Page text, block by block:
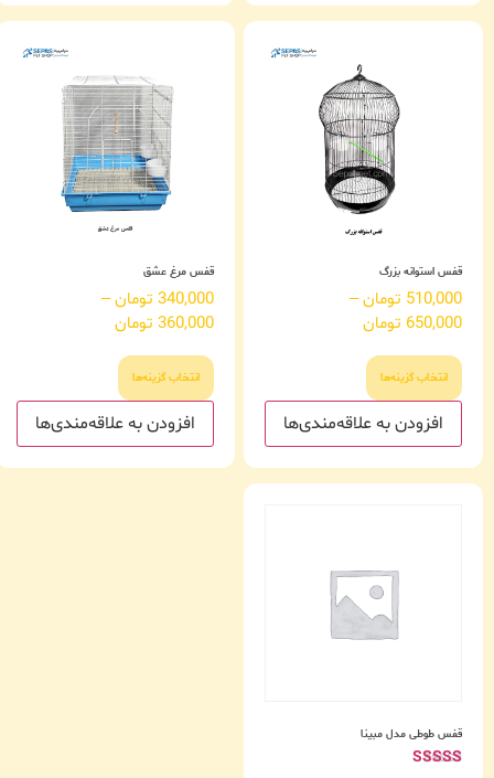
قفس استوانه بزرگ
510,000 تومان –
650,000 تومان
انتخاب گزینه‌ها
افزودن به علاقه‌مندی‌ها
قفس مرغ عشق
340,000 تومان –
360,000 تومان
انتخاب گزینه‌ها
افزودن به علاقه‌مندی‌ها
قفس طوطی مدل مبینا